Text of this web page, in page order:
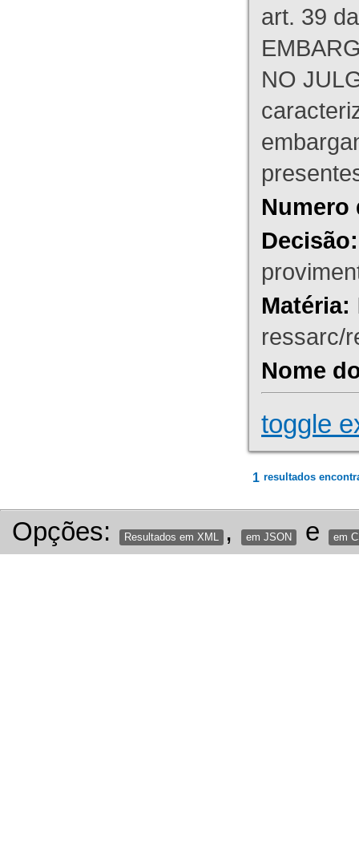
art. 39
NO
Numero
Decisão:
Matéria:
ressarc/
Nome
toggle
1 resultados
Opções: Resultados em XML , em JSON e em